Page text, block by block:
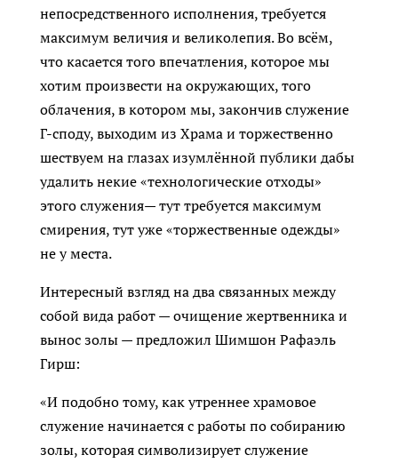
непосредственного исполнения, требуется
максимум величия и великолепия. Во всём,
что касается того впечатления, которое мы
хотим произвести на окружающих, того
облачения, в котором мы, закончив служение
Г-споду, выходим из Храма и торжественно
шествуем на глазах изумлённой публики дабы
удалить некие «технологические отходы»
этого служения— тут требуется максимум
смирения, тут уже «торжественные одежды»
не у места.
Интересный взгляд на два связанных между
собой вида работ — очищение жертвенника и
вынос золы — предложил Шимшон Рафаэль
Гирш:
«И подобно тому, как утреннее храмовое
служение начинается с работы по собиранию
золы, которая символизирует служение